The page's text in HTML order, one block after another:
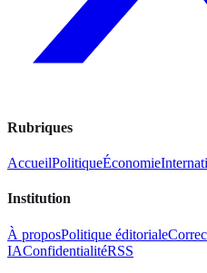
Rubriques
AccueilPolitiqueÉconomie
Institution
À proposPolitique éditoriale
IAConfidentialitéRSS